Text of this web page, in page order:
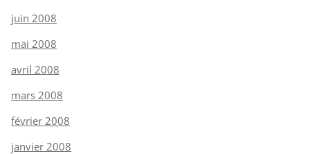
juin 2008
mai 2008
avril 2008
mars 2008
février 2008
janvier 2008